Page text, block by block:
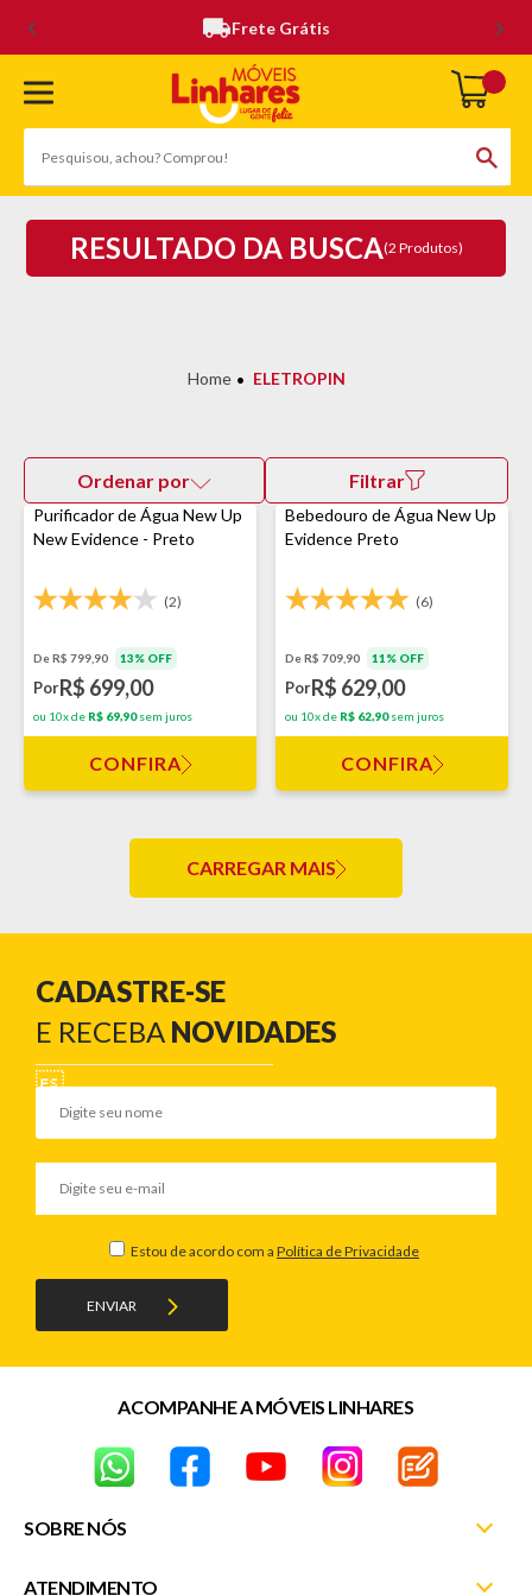
Frete Grátis
RESULTADO DA BUSCA(2 Produtos)
ELETROPIN
Ordenar por Filtrar
Purificador de Água New Up
New Evidence - Preto
(2)
De R$ 799,90 13% OFF
PorR$ 699,00
ou 10x de R$ 69,90sem juros
CONFIRA
Bebedouro de Água New Up
Evidence Preto
(6)
De R$ 709,90 11% OFF
PorR$ 629,00
ou 10x de R$ 62,90sem juros
CONFIRA
CARREGAR MAIS
CADASTRE-SE
E RECEBA NOVIDADES
ENVIAR
Estou de acordo com a Política de Privacidade
SOBRE NÓS
Nossas Lojas
ATENDIMENTO
ACOMPANHE A MÓVEIS LINHARES